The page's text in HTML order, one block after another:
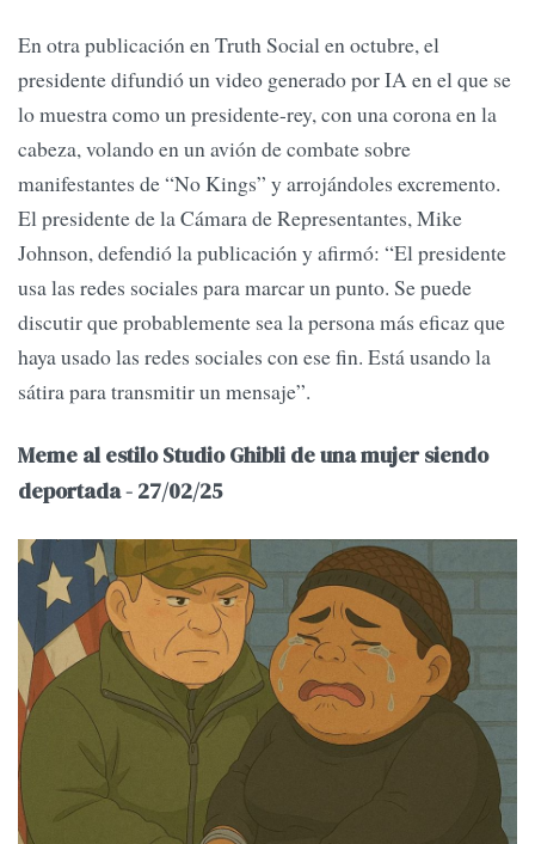
En otra publicación en Truth Social en octubre, el
presidente difundió un video generado por IA en el que se
lo muestra como un presidente-rey, con una corona en la
cabeza, volando en un avión de combate sobre
manifestantes de “No Kings” y arrojándoles excremento.
El presidente de la Cámara de Representantes, Mike
Johnson, defendió la publicación y afirmó: “El presidente
usa las redes sociales para marcar un punto. Se puede
discutir que probablemente sea la persona más eficaz que
haya usado las redes sociales con ese fin. Está usando la
sátira para transmitir un mensaje”.
Meme al estilo Studio Ghibli de una mujer siendo
deportada - 27/02/25